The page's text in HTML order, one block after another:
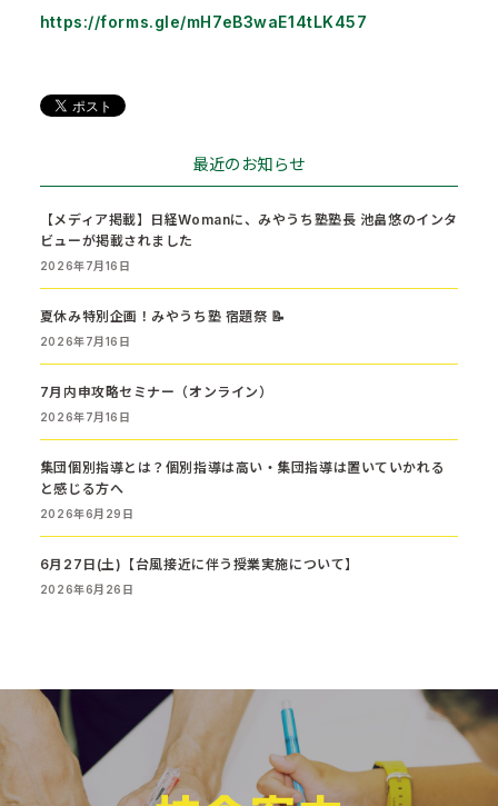
https://forms.gle/mH7eB3waE14tLK457
最近のお知らせ
【メディア掲載】日経Womanに、みやうち塾塾長 池畠悠のインタ
ビューが掲載されました
2026年7月16日
夏休み特別企画！みやうち塾 宿題祭 📝
2026年7月16日
7月内申攻略セミナー（オンライン）
2026年7月16日
集団個別指導とは？個別指導は高い・集団指導は置いていかれる
と感じる方へ
2026年6月29日
6月27日(土)【台風接近に伴う授業実施について】
2026年6月26日